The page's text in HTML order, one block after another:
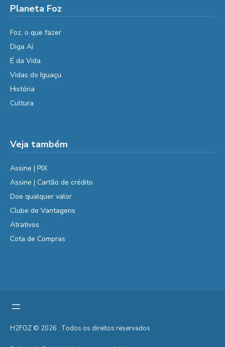
Planeta Foz
Foz, o que fazer
Diga Aí
É da Vida
Vidas do Iguaçu
História
Cultura
Veja também
Assine | PIX
Assine | Cartão de crédito
Doe qualquer valor
Clube de Vantagens
Atrativos
Cota de Compras
H2FOZ © 2026 . Todos os direitos reservados